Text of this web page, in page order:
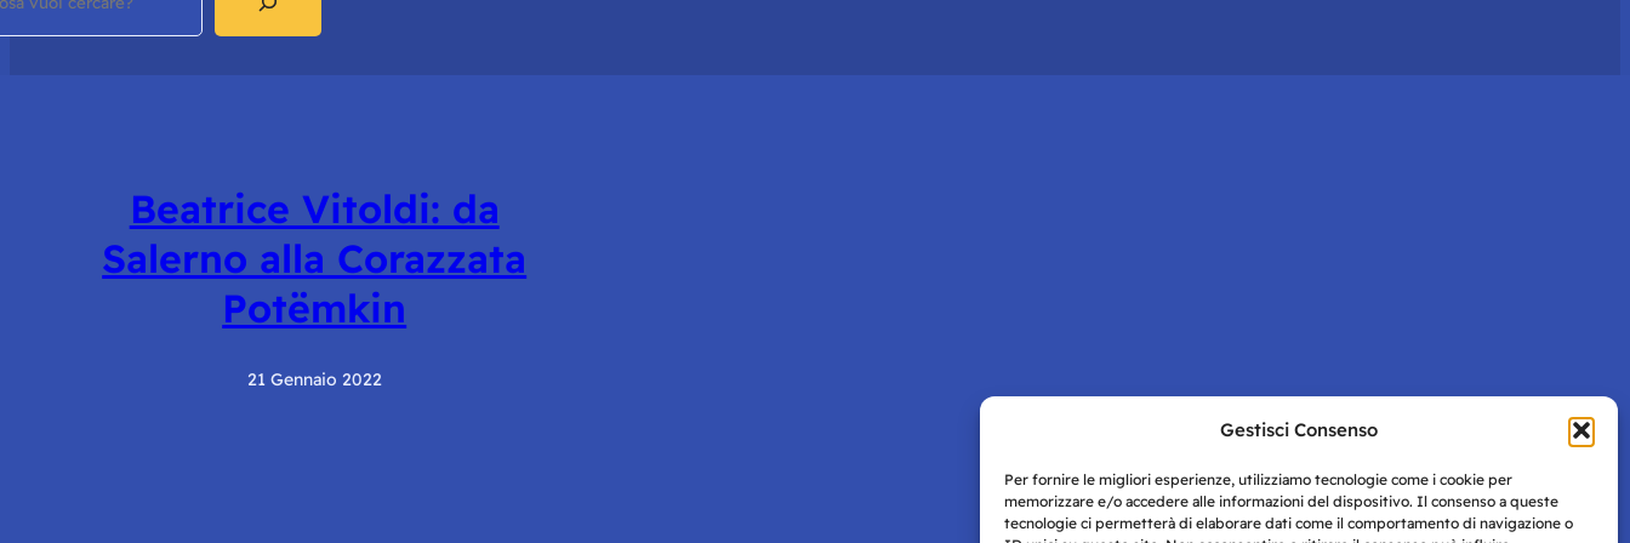
Gestisci Consenso
Per fornire le migliori esperienze, utilizziamo tecnologie come i cookie per
memorizzare e/o accedere alle informazioni del dispositivo. Il consenso a queste
tecnologie ci permetterà di elaborare dati come il comportamento di navigazione o
Beatrice Vitoldi: da
Salerno alla Corazzata
Potëmkin
21 Gennaio 2022